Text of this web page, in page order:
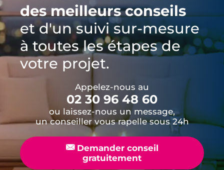
des meilleurs conseils
et d'un suivi sur-mesure
à toutes les étapes de
votre projet.
Appelez-nous au
02 30 96 48 60
ou laissez-nous un message,
un conseiller vous rapelle sous 24h
📧Demander conseil
gratuitement